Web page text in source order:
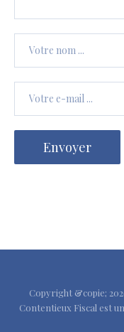
Copyright &copie;
Contentieux Fiscal est